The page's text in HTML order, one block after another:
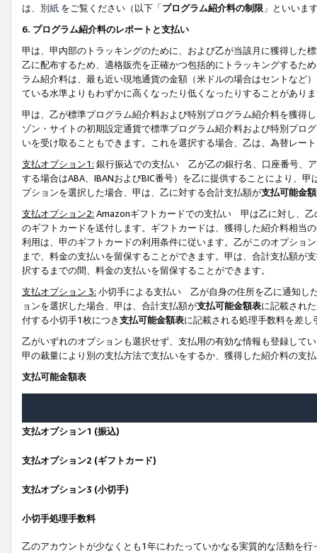
は、 別紙 をご覧ください（以下「プログラム紹介料の制限 」といいま
6. プログラム紹介料のレポートと支払い
甲は、甲内部のトラッキングのために、および乙が当該月に獲得した
乙に配布するため、適格販売を正確かつ包括的にトラッキングするた
ラム紹介料は、最も近い現地通貨の金額（米ドルの場合はセントなど
ている水準よりもわずかに高くなったり低くなったりすることがあり
甲は、乙が標準プログラム紹介料および特別プログラム紹介料を獲得
ゾン・サイトの初期設定通貨で標準プログラム紹介料および特別プロ
いを受け取ることもできます。これを選択する場合、乙は、為替レー
支払オプション1: 銀行振込での支払い 乙が乙の銀行名、口座番号、
する場合はABA、IBANおよびBIC番号）を乙に提供することにより、
プションを選択した場合、甲は、乙に対する合計支払額が支払可能金
支払オプション2: Amazonギフトカードでの支払い 甲は乙に対し、乙
のギフトカードを送付します。ギフトカードは、獲得した紹介料相当
利用は、甲のギフトカードの利用条件に従います。乙がこのオプショ
まで、料金の支払いを留保することができます。甲は、合計支払額が
択するまでの間、料金の支払いを留保することができます。
支払オプション 3: 小切手による支払い 乙が自身の住所を乙に通知し
ョンを選択した場合、甲は、合計支払額が支払可能金額表に記載され
付する小切手1枚につき支払可能金額表に記載される処理手数料を差し
乙がいずれのオプションも選択せず、支払用の有効な情報も登録して
甲の裁量により別の支払方法で支払いをするか、獲得した紹介料の支
支払可能金額表
支払オプション1 (振込)
支払オプション2 (ギフトカード)
支払オプション3 (小切手)
小切手処理手数料
乙のアカウントが少なくとも1年にわたっていかなる実質的な活動を